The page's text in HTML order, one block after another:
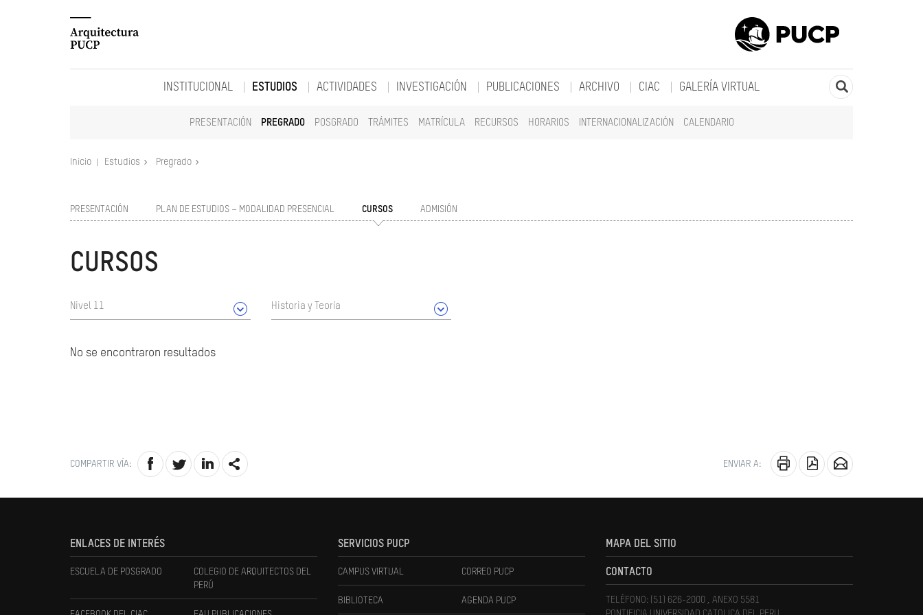
INSTITUCIONAL ESTUDIOS
PRESENTACIÓN PREGRADO POSGRADO TRÁMITES MATRÍCULA RECURSOS HORARIOS INTERNACIONALIZACIÓN CALENDARIO
ACTIVIDADES INVESTIGACIÓN PUBLICACIONES ARCHIVO CIAC GALERÍA VIRTUAL
Inicio Estudios Pregrado
PRESENTACIÓN PLAN DE ESTUDIOS – MODALIDAD PRESENCIAL CURSOS ADMISIÓN
CURSOS
Nivel 11 Historia y Teoría
No se encontraron resultados
COMPARTIR VÍA: ENVIAR A:
ENLACES DE INTERÉS
ESCUELA DE POSGRADO
COLEGIO DE ARQUITECTOS DEL
PERÚ
SERVICIOS PUCP
CAMPUS VIRTUAL CORREO PUCP
BIBLIOTECA AGENDA PUCP
MAPA DEL SITIO
CONTACTO
TELÉFONO: (51) 626-2000 , ANEXO 5581